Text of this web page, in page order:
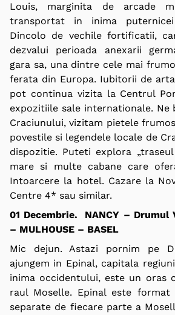
Louis, marginita de arcade
transportat in inima
Dincolo de vechile fortificatii,
dezvalui perioada anexarii
gara sa, una dintre cele mai
ferata din Europa. Iubitorii de
pot continua vizita la Centrul
expozitiile sale internationale. Ne
Craciunului, vizitam pietele
povestile si legendele locale de
dispozitie. Puteti explora
mare si multe cabane care
Intoarcere la hotel. Cazare la
Centre 4* sau similar.
01 Decembrie. NANCY – Drumul
– MULHOUSE – BASEL
Mic dejun. Astazi pornim pe
ajungem in Epinal, capitala
inima occidentului, este un oras
raul Moselle. Epinal este
separate de fiecare parte a